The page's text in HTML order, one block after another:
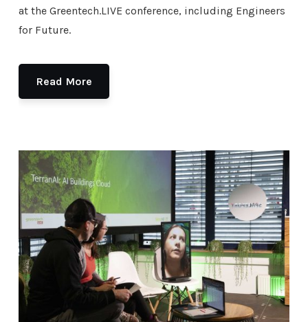
at the Greentech.LIVE conference, including Engineers
for Future.
Read More